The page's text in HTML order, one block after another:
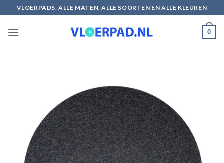
naar
inhoud
VLOERPADS. ALLE MATEN, ALLE SOORTEN EN ALLE KLEUREN
0